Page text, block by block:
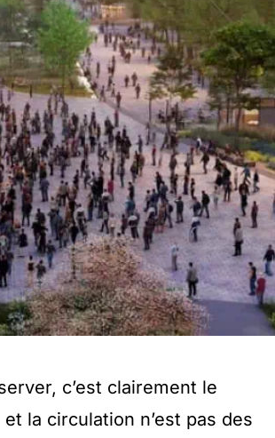
c’est clairement le
la circulation n’est pas des